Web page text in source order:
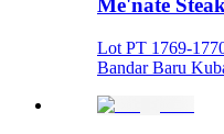
Me'nate
Lot PT 1769-
Bandar Baru